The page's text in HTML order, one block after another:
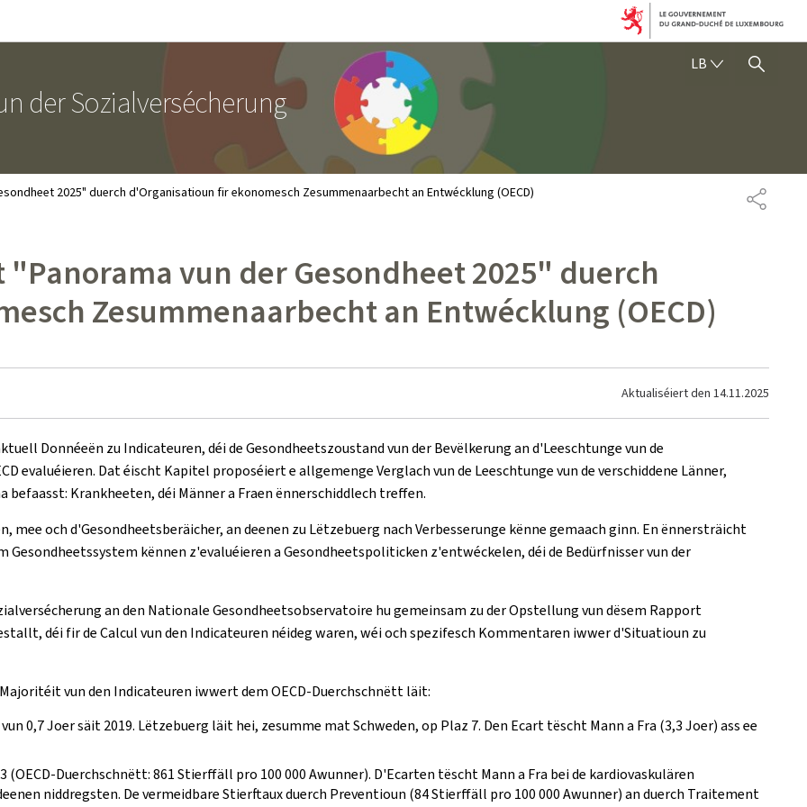
der Sozialversécherung
LB SHOW HIDE SEARCH
2025" duerch d'Organisatioun fir ekonomesch Zesummenaarbecht an Entwécklung (OECD)
vun der Gesondheet 2025" duerch
Zesummenaarbecht an Entwécklung (OECD)
Aktualiséiert den 14.11.2025
Donnéeën zu Indicateuren, déi de Gesondheetszoustand vun der Bevëlkerung an d'Leeschtunge vun de
evaluéieren. Dat éischt Kapitel proposéiert e allgemenge Verglach vun de Leeschtunge vun de verschiddene Länner,
Krankheeten, déi Männer a Fraen ënnerschiddlech treffen.
och d'Gesondheetsberäicher, an deenen zu Lëtzebuerg nach Verbesserunge kënne gemaach ginn. En ënnersträicht
kënnen z'evaluéieren a Gesondheetspoliticken z'entwéckelen, déi de Bedürfnisser vun der
an den Nationale Gesondheetsobservatoire hu gemeinsam zu der Opstellung vun dësem Rapport
déi fir de Calcul vun den Indicateuren néideg waren, wéi och spezifesch Kommentaren iwwer d'Situatioun zu
vun den Indicateuren iwwert dem OECD-Duerchschnëtt läit:
0,7 Joer säit 2019. Lëtzebuerg läit hei, zesumme mat Schweden, op Plaz 7. Den Ecart tëscht Mann a Fra (3,3 Joer) ass ee
Duerchschnëtt: 861 Stierffäll pro 100 000 Awunner). D'Ecarten tëscht Mann a Fra bei de kardiovaskulären
niddregsten. De vermeidbare Stierftaux duerch Preventioun (84 Stierffäll pro 100 000 Awunner) an duerch Traitement